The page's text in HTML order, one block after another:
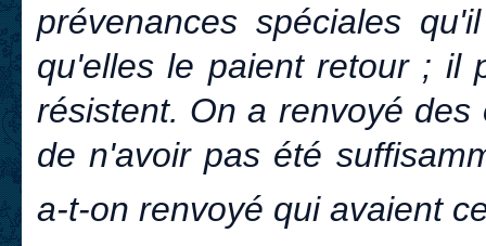
prévenances spéciales
qu'elles le paient retour ; il
résistent. On a renvoyé
de n'avoir pas été
a-t-on renvoyé qui avaient